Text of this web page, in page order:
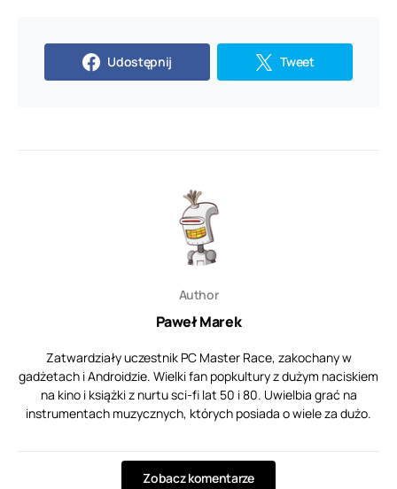
Udostępnij Tweet
Author
Paweł Marek
Zatwardziały uczestnik PC Master Race, zakochany w
gadżetach i Androidzie. Wielki fan popkultury z dużym naciskiem
na kino i książki z nurtu sci-fi lat 50 i 80. Uwielbia grać na
instrumentach muzycznych, których posiada o wiele za dużo.
Zobacz komentarze